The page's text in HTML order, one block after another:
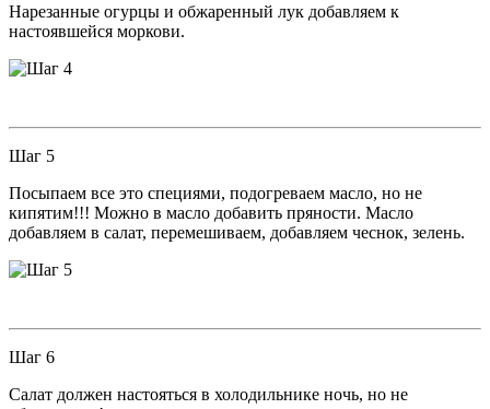
Нарезанные огурцы и обжаренный лук добавляем к
настоявшейся моркови.
Шаг 5
Посыпаем все это специями, подогреваем масло, но не
кипятим!!! Можно в масло добавить пряности. Масло
добавляем в салат, перемешиваем, добавляем чеснок, зелень.
Шаг 6
Салат должен настояться в холодильнике ночь, но не